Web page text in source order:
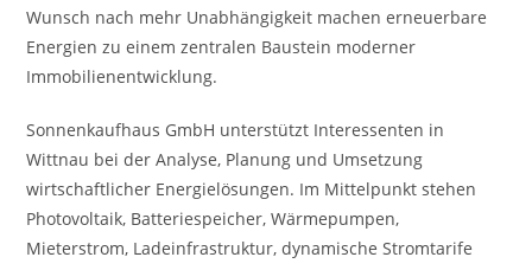
Wunsch nach mehr Unabhängigkeit machen erneuerbare
Energien zu einem zentralen Baustein moderner
Immobilienentwicklung.
Sonnenkaufhaus GmbH unterstützt Interessenten in
Wittnau bei der Analyse, Planung und Umsetzung
wirtschaftlicher Energielösungen. Im Mittelpunkt stehen
Photovoltaik, Batteriespeicher, Wärmepumpen,
Mieterstrom, Ladeinfrastruktur, dynamische Stromtarife